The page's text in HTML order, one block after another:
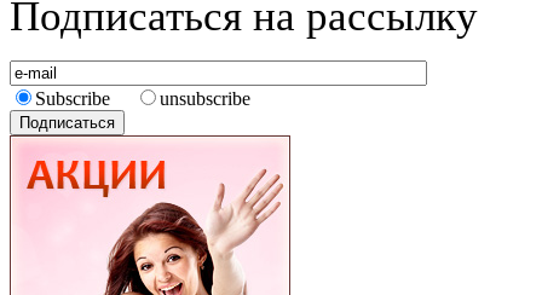
Подписаться на рассылку
Subscribe unsubscribe